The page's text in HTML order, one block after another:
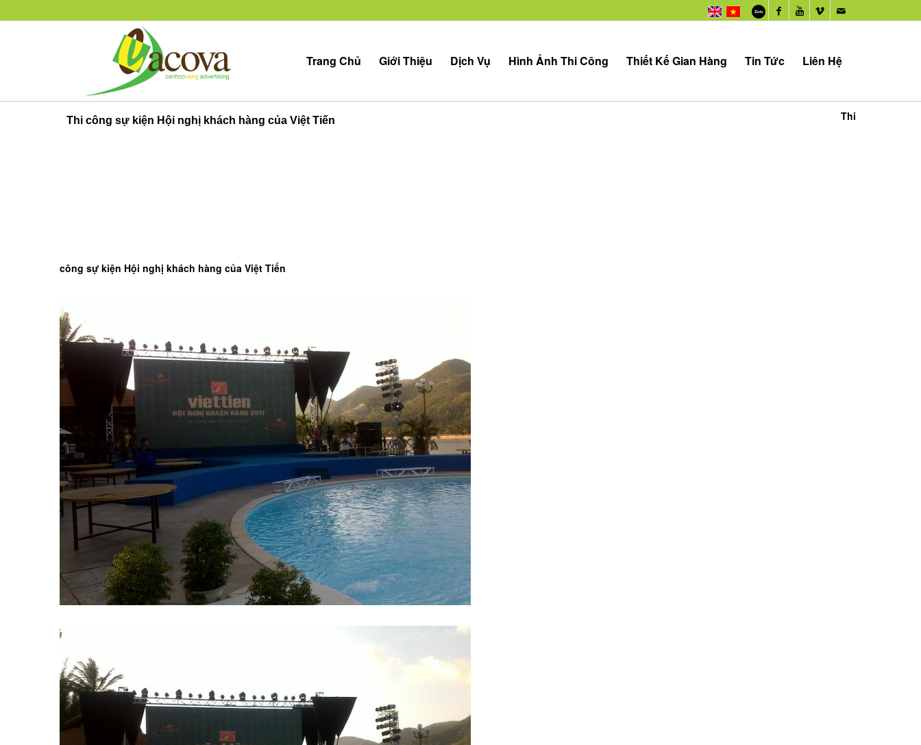
Trang Chủ Giới Thiệu Dịch Vụ Hình Ảnh Thi Công Thiết Kế Gian Hàng Tin Tức Liên Hệ
Thi công sự kiện Hội nghị khách hàng của Việt Tiến Thi
công sự kiện Hội nghị khách hàng của Việt Tiến